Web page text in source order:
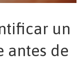
un
antes de